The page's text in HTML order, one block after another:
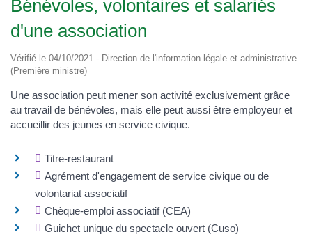
Bénévoles, volontaires et salariés
d'une association
Vérifié le 04/10/2021 - Direction de l'information légale et administrative
(Première ministre)
Une association peut mener son activité exclusivement grâce
au travail de bénévoles, mais elle peut aussi être employeur et
accueillir des jeunes en service civique.
Titre-restaurant
Agrément d'engagement de service civique ou de
volontariat associatif
Chèque-emploi associatif (CEA)
Guichet unique du spectacle ouvert (Cuso)